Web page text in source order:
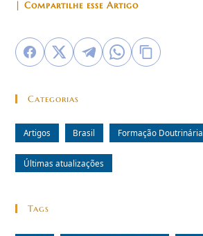
| Compartilhe esse Artigo
Categorias
Artigos Brasil Formação Doutrinária
Últimas atualizações
Tags